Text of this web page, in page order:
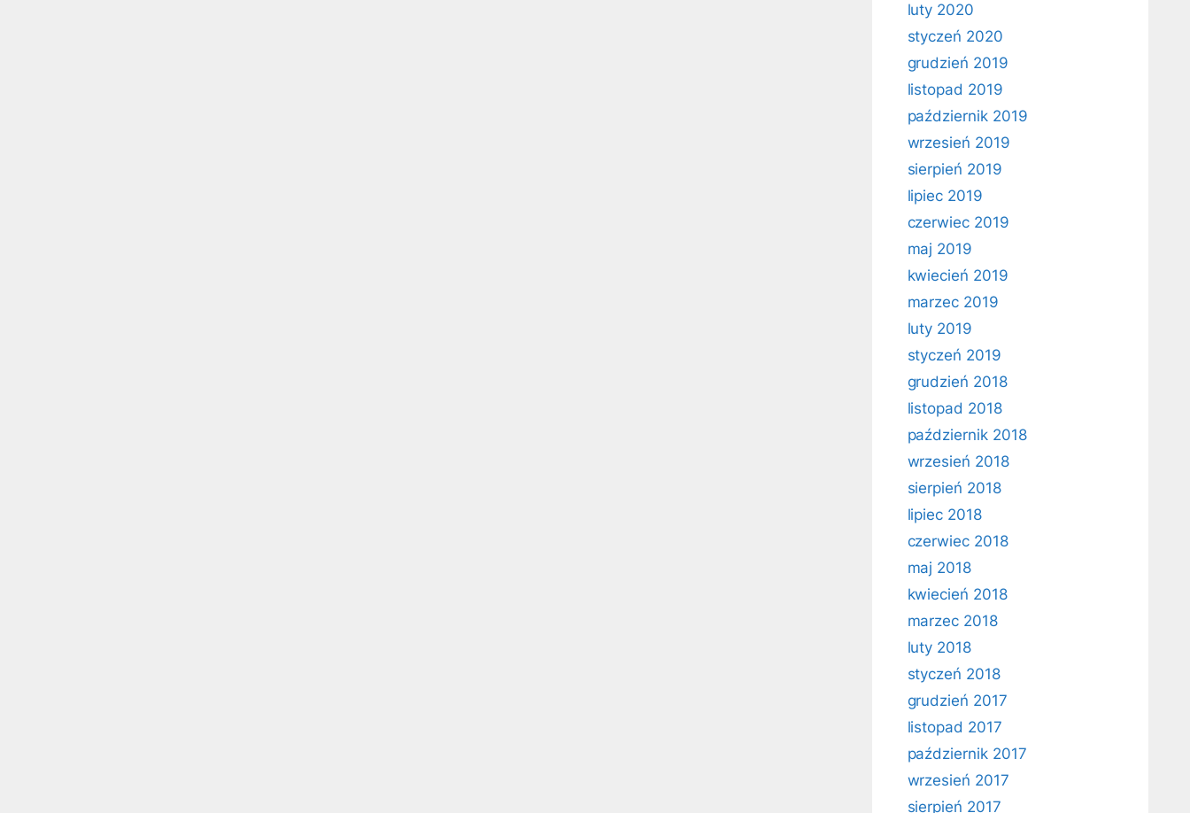
luty 2020
styczeń 2020
grudzień 2019
listopad 2019
październik 2019
wrzesień 2019
sierpień 2019
lipiec 2019
czerwiec 2019
maj 2019
kwiecień 2019
marzec 2019
luty 2019
styczeń 2019
grudzień 2018
listopad 2018
październik 2018
wrzesień 2018
sierpień 2018
lipiec 2018
czerwiec 2018
maj 2018
kwiecień 2018
marzec 2018
luty 2018
styczeń 2018
grudzień 2017
listopad 2017
październik 2017
wrzesień 2017
sierpień 2017